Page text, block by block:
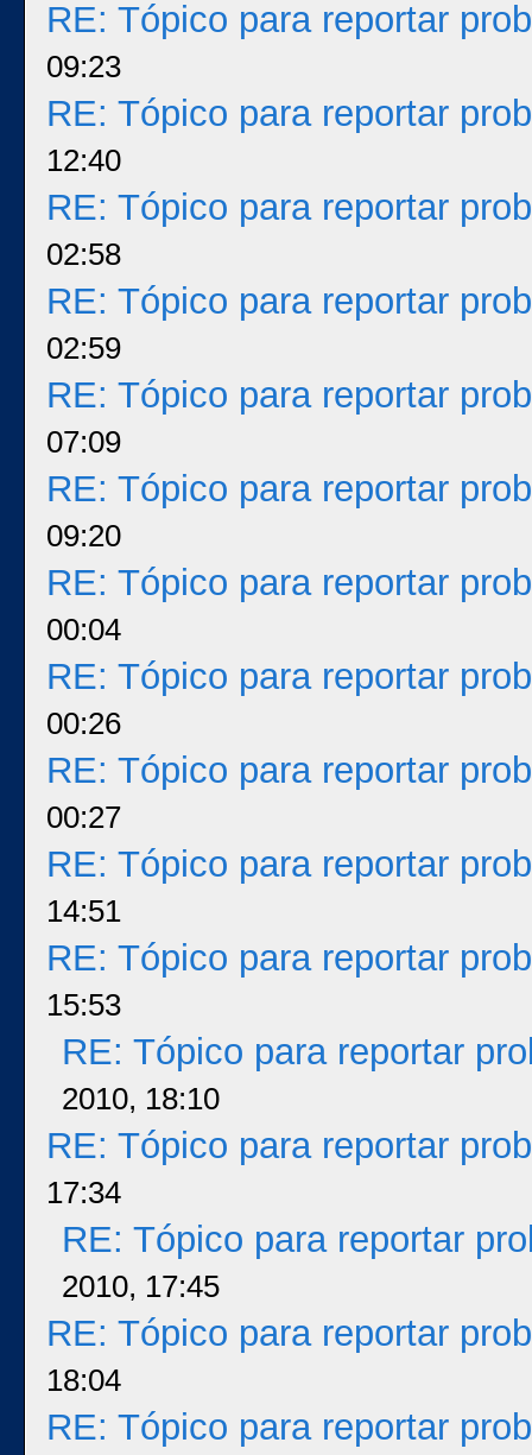
RE: Tópico para reportar
09:23
RE: Tópico para reportar
12:40
RE: Tópico para reportar
02:58
RE: Tópico para reportar
02:59
RE: Tópico para reportar
07:09
RE: Tópico para reportar
09:20
RE: Tópico para reportar
00:04
RE: Tópico para reportar
00:26
RE: Tópico para reportar
00:27
RE: Tópico para reportar
14:51
RE: Tópico para reportar
15:53
RE: Tópico para reportar
2010, 18:10
RE: Tópico para reportar
17:34
RE: Tópico para reportar
2010, 17:45
RE: Tópico para reportar
18:04
RE: Tópico para reportar